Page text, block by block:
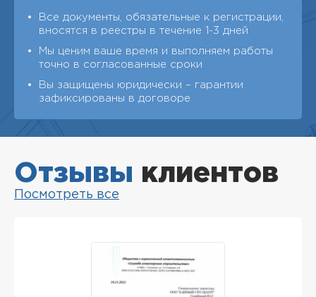
Все документы, обязательные к регистрации,
вносятся в реестры в течение 1-3 дней
Мы ценим ваше время и выполняем работы
точно в согласованные сроки
Вы защищены юридически – гарантии
зафиксированы в договоре
Отзывы клиентов
Посмотреть все